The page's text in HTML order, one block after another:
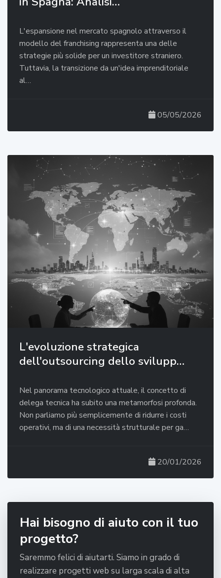
L'espansione nel mercato spagnolo attraverso il
modello del franchising rappresenta una delle
strategie più solide per un investitore straniero.
Tuttavia, la transizione da un'idea imprenditoriale
al…
05/05/2026
L'evoluzione strategica
dell'outsourcing dello svilupp…
Nel panorama tecnologico attuale, il concetto di
delega tecnica ha subito una metamorfosi profonda.
Non parliamo più semplicemente di ridurre i costi
operativi, ma di una necessità strutturale per ga…
20/01/2026
Hai bisogno di aiuto con il tuo
progetto?
Saremmo felici di aiutarti. Siamo in grado di
realizzare progetti web su larga scala di alta